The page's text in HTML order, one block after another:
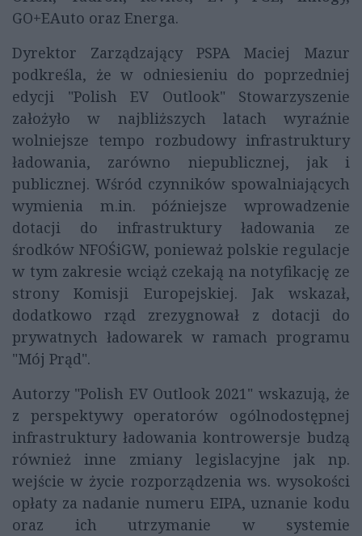
GO+EAuto oraz Energa.
Dyrektor Zarządzający PSPA Maciej Mazur
podkreśla, że w odniesieniu do poprzedniej
edycji "Polish EV Outlook" Stowarzyszenie
założyło w najbliższych latach wyraźnie
wolniejsze tempo rozbudowy infrastruktury
ładowania, zarówno niepublicznej, jak i
publicznej. Wśród czynników spowalniających
wymienia m.in. późniejsze wprowadzenie
dotacji do infrastruktury ładowania ze
środków NFOŚiGW, ponieważ polskie regulacje
w tym zakresie wciąż czekają na notyfikację ze
strony Komisji Europejskiej. Jak wskazał,
dodatkowo rząd zrezygnował z dotacji do
prywatnych ładowarek w ramach programu
"Mój Prąd".
Autorzy "Polish EV Outlook 2021" wskazują, że
z perspektywy operatorów ogólnodostępnej
infrastruktury ładowania kontrowersje budzą
również inne zmiany legislacyjne jak np.
wejście w życie rozporządzenia ws. wysokości
opłaty za nadanie numeru EIPA, uznanie kodu
oraz ich utrzymanie w systemie